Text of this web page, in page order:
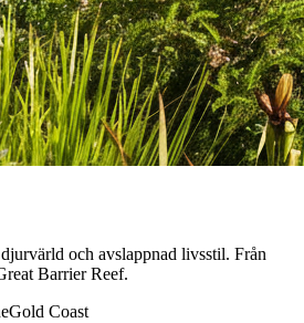
och avslappnad livsstil. Från
Barrier Reef.
Gold Coast